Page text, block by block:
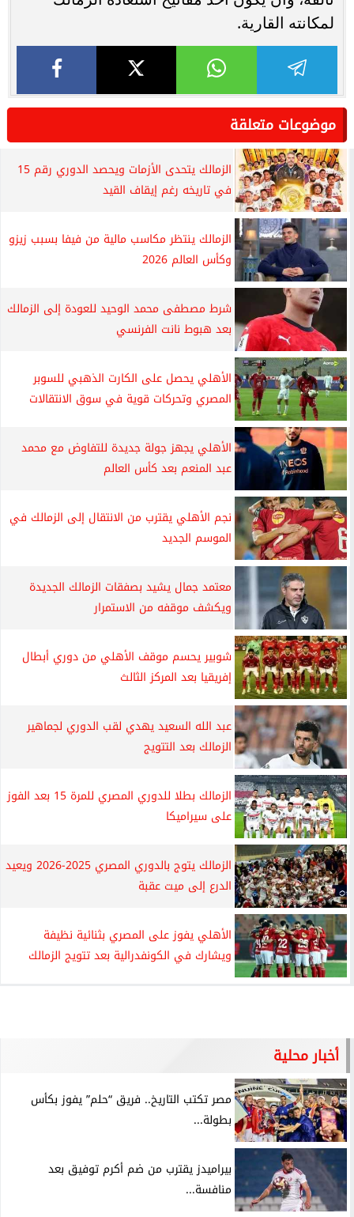
لمكانته القارية.
موضوعات متعلقة
الزمالك يتحدى الأزمات ويحصد الدوري رقم 15
في تاريخه رغم إيقاف القيد
الزمالك ينتظر مكاسب مالية من فيفا بسبب زيزو
وكأس العالم 2026
شرط مصطفى محمد الوحيد للعودة إلى الزمالك
بعد هبوط نانت الفرنسي
الأهلي يحصل على الكارت الذهبي للسوبر
المصري وتحركات قوية في سوق الانتقالات
الأهلي يجهز جولة جديدة للتفاوض مع محمد
عبد المنعم بعد كأس العالم
نجم الأهلي يقترب من الانتقال إلى الزمالك في
الموسم الجديد
معتمد جمال يشيد بصفقات الزمالك الجديدة
ويكشف موقفه من الاستمرار
شوبير يحسم موقف الأهلي من دوري أبطال
إفريقيا بعد المركز الثالث
عبد الله السعيد يهدي لقب الدوري لجماهير
الزمالك بعد التتويج
الزمالك بطلا للدوري المصري للمرة 15 بعد الفوز
على سيراميكا
الزمالك يتوج بالدوري المصري 2025-2026 ويعيد
الدرع إلى ميت عقبة
الأهلي يفوز على المصري بثنائية نظيفة
ويشارك في الكونفدرالية بعد تتويج الزمالك
أخبار محلية
مصر تكتب التاريخ.. فريق “حلم” يفوز بكأس
بطولة...
بيراميدز يقترب من ضم أكرم توفيق بعد
منافسة...